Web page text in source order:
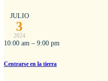
JULIO
3
2024
10:00 am – 9:00 pm
Centrarse en la tierra